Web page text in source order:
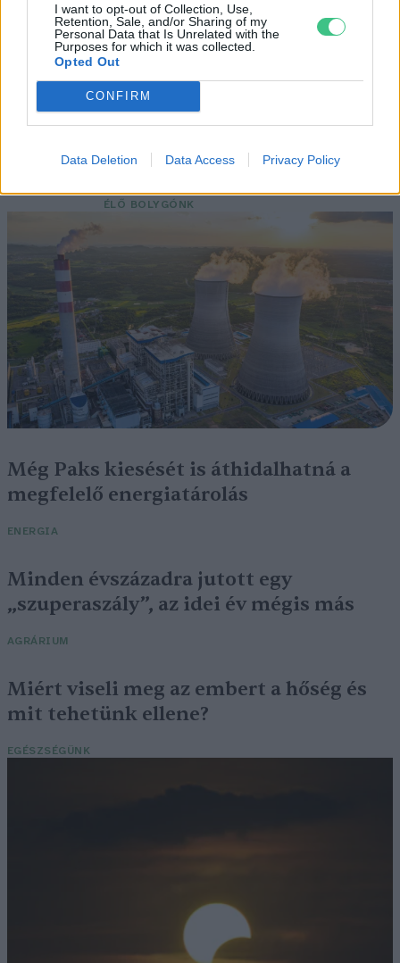
I want to opt-out of Collection, Use,
Retention, Sale, and/or Sharing of my
Personal Data that Is Unrelated with the
Purposes for which it was collected.
Opted Out
CONFIRM
Data Deletion Data Access Privacy Policy
Történelmi aszály sújtja Nagy-
Britanniát is
SZEMLE
Elképesztő felvétel mutatja meg,
kiszáradó Duna között
ÉLŐ BOLYGÓNK
Még Paks kiesését is áthidalhatná a
megfelelő energiatárolás
ENERGIA
Minden évszázadra jutott egy
„szuperaszály”, az idei év mégis más
AGRÁRIUM
Miért viseli meg az embert a hőség és
mit tehetünk ellene?
EGÉSZSÉGÜNK